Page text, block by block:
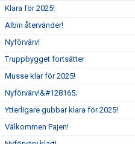
Klara för 2025!
Albin återvänder!
Nyförvärv!
Truppbygget fortsätter
Musse klar för 2025!
Nyförvärv!&#128165;
Ytterligare gubbar klara för 2025!
Välkommen Pajen!